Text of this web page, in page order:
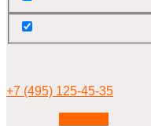
+7 (495) 125-45-35